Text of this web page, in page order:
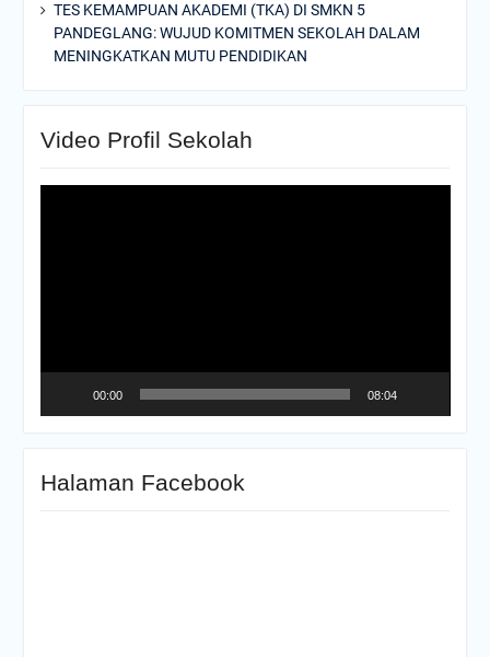
TES KEMAMPUAN AKADEMI (TKA) DI SMKN 5
PANDEGLANG: WUJUD KOMITMEN SEKOLAH DALAM
MENINGKATKAN MUTU PENDIDIKAN
Video Profil Sekolah
00:00 08:04
Halaman Facebook